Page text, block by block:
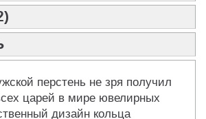
перстень не зря получил
царей в мире ювелирных
дизайн кольца